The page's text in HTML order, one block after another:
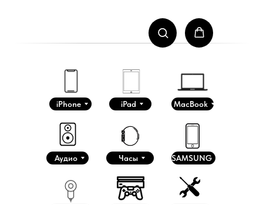
iPhone iPad MacBook
Аудио Часы SAMSUNG